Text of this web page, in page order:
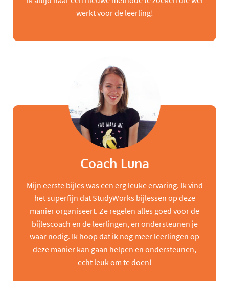
werkt voor de leerling!
Coach Luna
Mijn eerste bijles was een erg leuke ervaring. Ik vind
het superfijn dat StudyWorks bijlessen op deze
manier organiseert. Ze regelen alles goed voor de
bijlescoach en de leerlingen, en ondersteunen je
waar nodig. Ik hoop dat ik nog meer leerlingen op
deze manier kan gaan helpen en ondersteunen,
echt leuk om te doen!